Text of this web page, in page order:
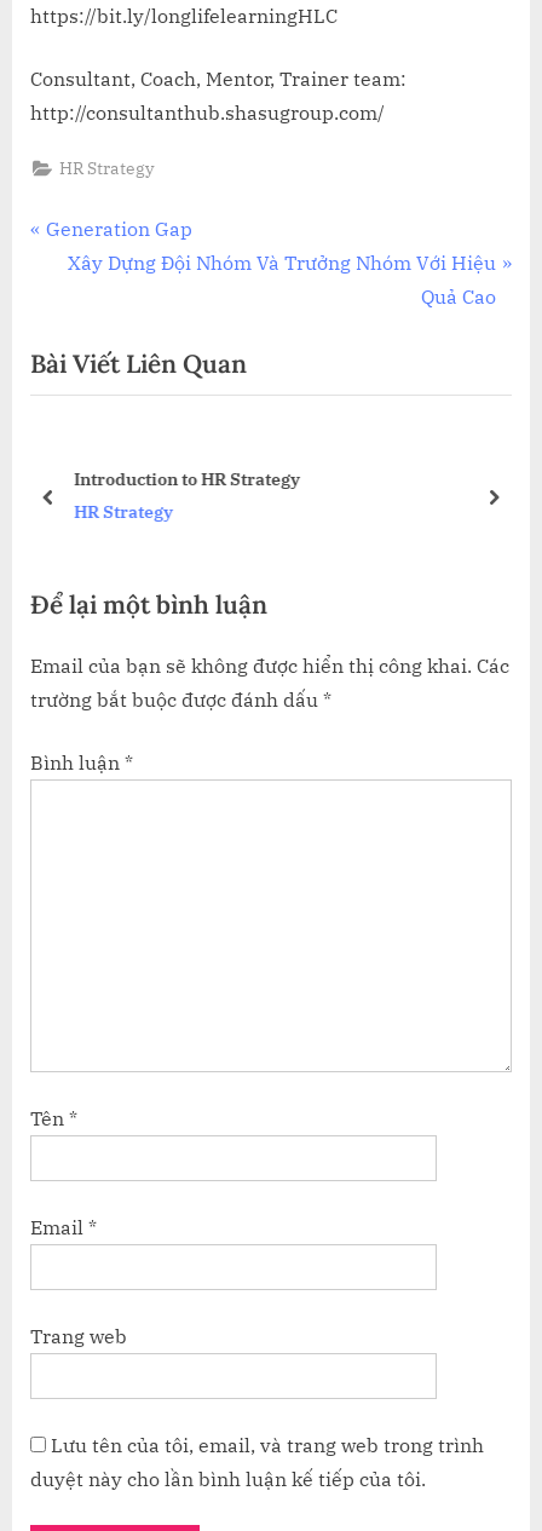
https://bit.ly/longlifelearningHLC
Consultant, Coach, Mentor, Trainer team:
http://consultanthub.shasugroup.com/
HR Strategy
Điều
hướng
viết
P
i
o
P
t
Generation Gap
N
t
P
Xây Dựng Đội Nhóm Và Trưởng Nhóm Với Hiệu
Quả Cao
Bài Viết Liên Quan
Introduction to HR Strategy
HR Strategy
prev next
Để lại một bình luận
Email của bạn sẽ không được hiển thị công khai. Các
trường bắt buộc được đánh dấu *
Bình luận *
Tên *
Email *
Trang web
Lưu tên của tôi, email, và trang web trong trình
duyệt này cho lần bình luận kế tiếp của tôi.